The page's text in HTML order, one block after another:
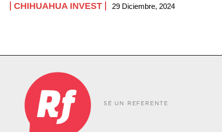
CHIHUAHUA INVEST 29 Diciembre, 2024
SÉ UN REFERENTE